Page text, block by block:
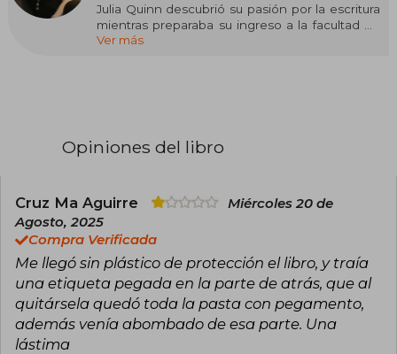
Julia Quinn descubrió su pasión por la escritura
mientras preparaba su ingreso a la facultad de
Medicina, pero no tardó en darse cuenta de
lugar en el exclusivo Romance Writers of
America Hall of Fame, honor reservado solo
para unas pocas figuras destacadas de la
literatura romántica.
Su serie más célebre, la saga de los Bridgerton,
publicada por Titania, ha conquistado a lectores
de todo el mundo y sirvió de inspiración para la
exitosa adaptación de Netflix Los Bridgerton,
Ver más
Opiniones del libro
Cruz Ma Aguirre
Miércoles 20 de
Agosto, 2025
Compra Verificada
Me llegó sin plástico de protección el libro, y traía
una etiqueta pegada en la parte de atrás, que al
quitársela quedó toda la pasta con pegamento,
además venía abombado de esa parte. Una
lástima